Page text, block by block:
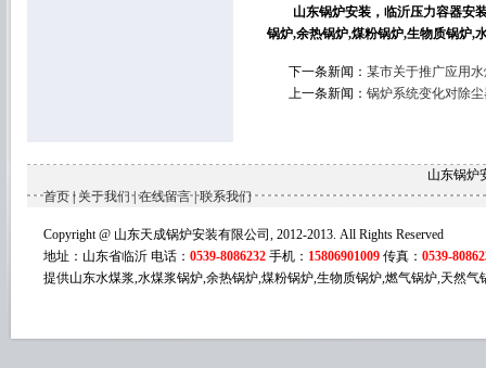
山东锅炉安装，临沂压力容器安
锅炉,余热锅炉,煤粉锅炉,生物质锅炉,
下一条新闻： 某市关于推广应用
上一条新闻： 锅炉系统变化对除
首页 | 关于我们|在线留言|联系我们
山东锅炉
Copyright @ 山东天成锅炉安装有限公司, 2012-2013. All Rights Reserved
地址：山东省临沂 电话： 0539-8086232 手机： 15806901009 传真： 0539-
提供山东水煤浆,水煤浆锅炉,余热锅炉,煤粉锅炉,生物质锅炉,燃气锅炉,天然